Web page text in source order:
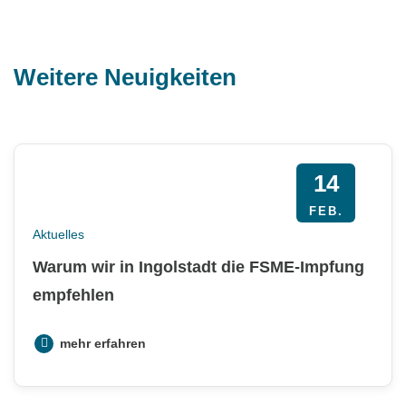
Weitere Neuigkeiten
14
FEB.
Aktuelles
Warum wir in Ingolstadt die FSME-Impfung
empfehlen
mehr erfahren